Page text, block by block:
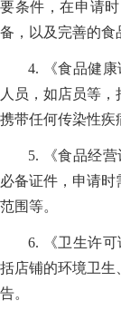
要条件，在申请
备，以及完善的食
4. 《食品健
人员，如店员等
携带任何传染性疾
5. 《食品经
必备证件，申请
范围等。
6. 《卫生许
括店铺的环境卫生
告。